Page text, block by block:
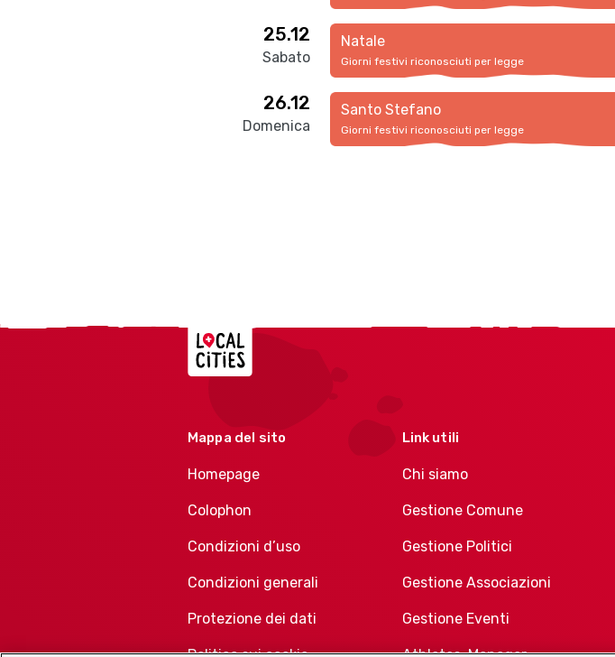
25.12
Sabato
Natale
Giorni festivi riconosciuti per legge
26.12
Domenica
Santo Stefano
Giorni festivi riconosciuti per legge
Localcities
Mappa del sito
Homepage
Colophon
Condizioni d’uso
Condizioni generali
Protezione dei dati
Link utili
Chi siamo
Gestione Comune
Gestione Politici
Gestione Associazioni
Gestione Eventi